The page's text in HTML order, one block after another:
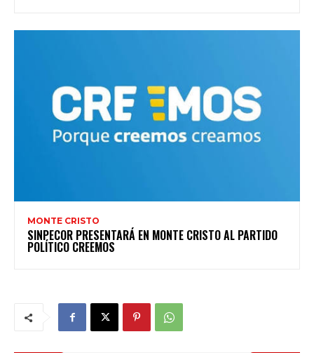
MONTE CRISTO
SINPECOR PRESENTARÁ EN MONTE CRISTO AL PARTIDO
POLÍTICO CREEMOS